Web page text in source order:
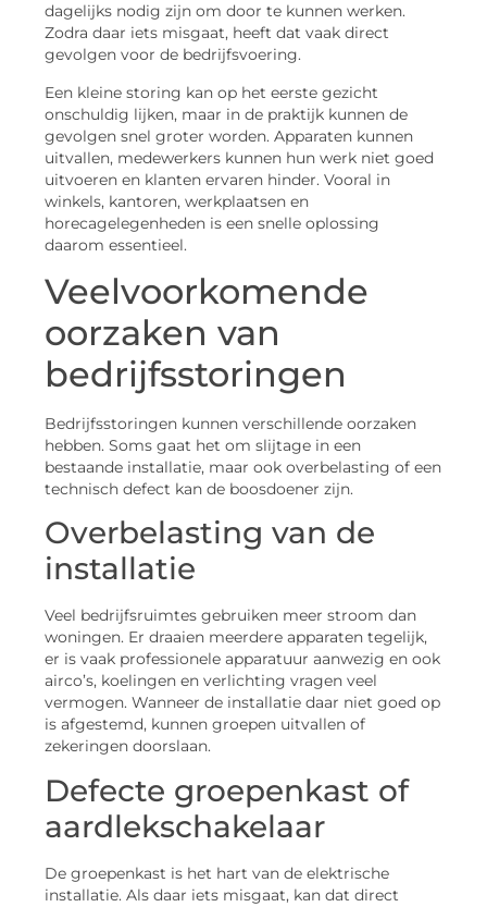
dagelijks nodig zijn om door te kunnen werken.
Zodra daar iets misgaat, heeft dat vaak direct
gevolgen voor de bedrijfsvoering.
Een kleine storing kan op het eerste gezicht
onschuldig lijken, maar in de praktijk kunnen de
gevolgen snel groter worden. Apparaten kunnen
uitvallen, medewerkers kunnen hun werk niet goed
uitvoeren en klanten ervaren hinder. Vooral in
winkels, kantoren, werkplaatsen en
horecagelegenheden is een snelle oplossing
daarom essentieel.
Veelvoorkomende
oorzaken van
bedrijfsstoringen
Bedrijfsstoringen kunnen verschillende oorzaken
hebben. Soms gaat het om slijtage in een
bestaande installatie, maar ook overbelasting of een
technisch defect kan de boosdoener zijn.
Overbelasting van de
installatie
Veel bedrijfsruimtes gebruiken meer stroom dan
woningen. Er draaien meerdere apparaten tegelijk,
er is vaak professionele apparatuur aanwezig en ook
airco’s, koelingen en verlichting vragen veel
vermogen. Wanneer de installatie daar niet goed op
is afgestemd, kunnen groepen uitvallen of
zekeringen doorslaan.
Defecte groepenkast of
aardlekschakelaar
De groepenkast is het hart van de elektrische
installatie. Als daar iets misgaat, kan dat direct